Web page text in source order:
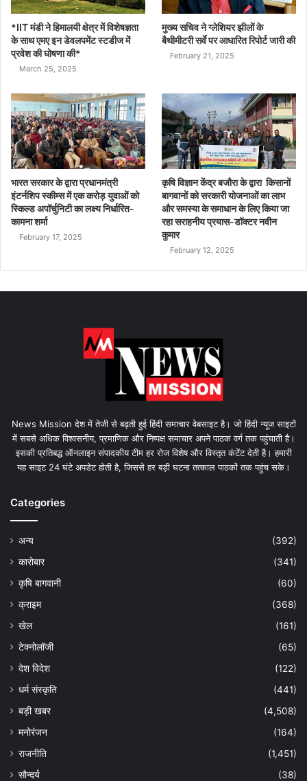
*IIT मंडी ने हिमालयी क्षेत्र में विशेषज्ञता
के साथ एमए इन डेवलपमेंट स्टडीज में
प्रवेश की घोषणा की*
March 25, 2025
मुख्य सचिव ने ग्लेशियर झीलों के
बैथीमीटरी सर्वे पर आधारित रिपोर्ट जारी की
February 21, 2025
भारत सरकार के द्वारा प्रधानमंत्री
इंटर्नशिप स्कीम्स में एक करोड़ युवाओं को
स्किल्ड अपॉर्चुनिटी का लक्ष्य निर्धारित-
कामना शर्मा
February 17, 2025
कृषि विज्ञान केंद्र बजौरा के द्वारा किसानों
बागवानों को सरकारी योजनाओं का लाभ
और समस्या के समाधान के लिए किया जा
रहा सराहनीय प्रयास-डॉक्टर नवीन
कुमार
February 12, 2025
News Mission देश में तेजी से बढ़ती हुई हिंदी समाचार वेबसाइट है। जो हिंदी न्यूज साइटों
में सबसे अधिक विश्वसनीय, प्रमाणिक और निष्पक्ष समाचार अपने पाठक वर्ग तक पहुंचाती है।
इसकी प्रतिबद्ध ऑनलाइन संपादकीय टीम हर रोज विशेष और विस्तृत कंटेंट देती है। हमारी
यह साइट 24 घंटे अपडेट होती है, जिससे हर बड़ी घटना तत्काल पाठकों तक पहुंच सके।
Categories
अन्य
(392)
कारोबार
(341)
कृषि बागवानी
(60)
क्राइम
(368)
खेल
(161)
टेक्नोलॉजी
(65)
देश विदेश
(122)
धर्म संस्कृति
(441)
बड़ी खबर
(4,508)
मनोरंजन
(164)
राजनीति
(1,451)
सौन्दर्य
(38)